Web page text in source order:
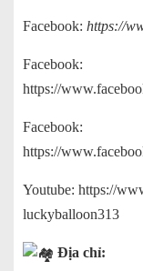
Facebook: https://
Facebook:
https://
Facebook:
https://
Youtube: https://
luckyballoon313
Địa chỉ: